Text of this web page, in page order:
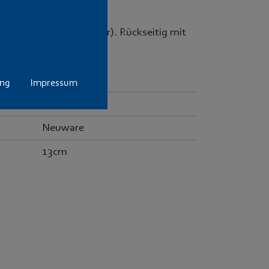
Impressum
Rosenholz (Palisander). Rückseitig mit
Herbertz
Neuware
13cm